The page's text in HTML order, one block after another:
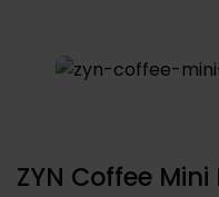
ZYN Coffee